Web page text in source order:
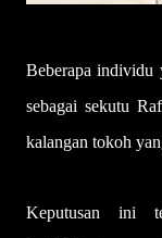
Beberapa individu
sebagai sekutu
kalangan tokoh
Keputusan ini